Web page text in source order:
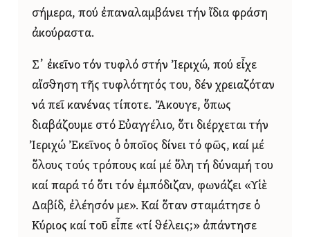
σήμερα, πού ἐπαναλαμβάνει τήν ἴδια φράση
ἀκούραστα.
Σ᾿ ἐκεῖνο τόν τυφλό στήν Ἰεριχώ, πού εἶχε
αἴσθηση τῆς τυφλότητός του, δέν χρειαζόταν
νά πεῖ κανένας τίποτε. Ἄκουγε, ὅπως
διαβάζουμε στό Εὐαγγέλιο, ὅτι διέρχεται τήν
Ἰεριχώ Ἐκεῖνος ὁ ὁποῖος δίνει τό φῶς, καί μέ
ὅλους τούς τρόπους καί μέ ὅλη τή δύναμή του
καί παρά τό ὅτι τόν ἐμπόδιζαν, φωνάζει «Υἱὲ
Δαβίδ, ἐλέησόν με». Καί ὅταν σταμάτησε ὁ
Κύριος καί τοῦ εἶπε «τί θέλεις;» ἀπάντησε